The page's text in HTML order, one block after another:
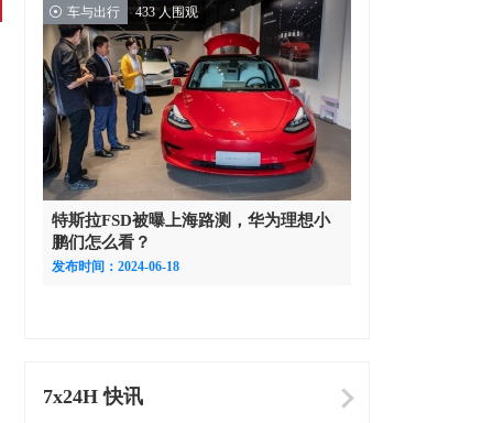
车与出行 433 人围观
特斯拉FSD被曝上海路测，华为理想小
鹏们怎么看？
发布时间：2024-06-18
7x24H 快讯